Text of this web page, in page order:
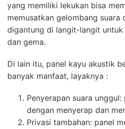
yang memiliki lekukan bisa
memusatkan gelombang suara
digantung di langit-langit
dan gema.
Di lain itu, panel kayu akustik
banyak manfaat, layaknya :
Penyerapan suara
dengan menyerap dan
Privasi tambahan: panel